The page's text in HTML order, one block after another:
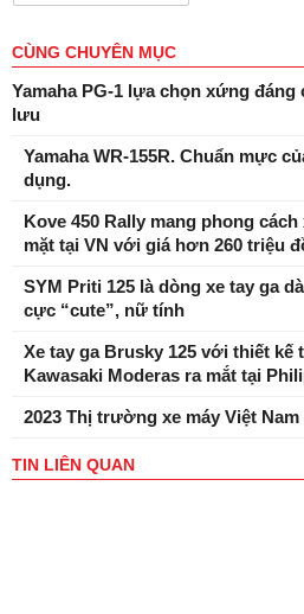
CÙNG CHUYÊN MỤC
Yamaha PG-1 lựa chọn xứng
lưu
Yamaha WR-155R. Chuẩn mực
dụng.
Kove 450 Rally mang phong
mặt tại VN với giá hơn 260 triệu
SYM Priti 125 là dòng xe tay ga
cực “cute”, nữ tính
Xe tay ga Brusky 125 với thiết
Kawasaki Moderas ra mắt tại
2023 Thị trường xe máy Việt
TIN LIÊN QUAN